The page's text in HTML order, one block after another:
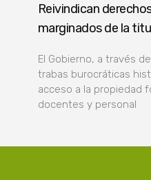
Reivindican
marginados de la
El Gobierno, a través
trabas burocráticas
acceso a la propiedad
docentes y personal